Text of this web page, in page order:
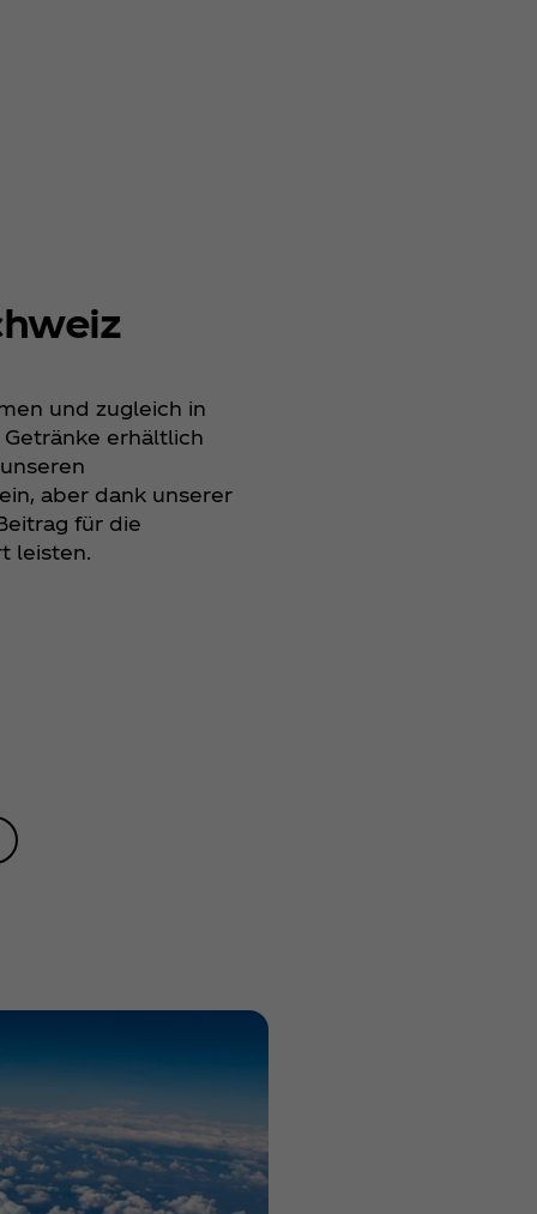
und zugleich in
erhältlich
aber dank unserer
für die
leisten.